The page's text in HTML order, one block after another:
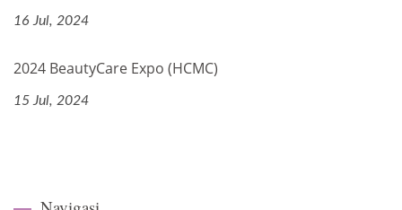
16 Jul, 2024
2024 BeautyCare Expo (HCMC)
15 Jul, 2024